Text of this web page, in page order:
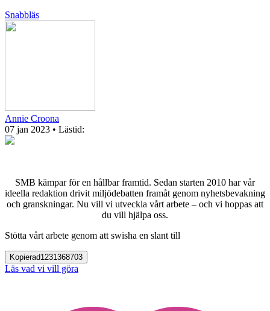
Snabbläs
Annie Croona
07 jan 2023 • Lästid:
SMB kämpar för en hållbar framtid. Sedan starten 2010 har vår
ideella redaktion drivit miljödebatten framåt genom nyhetsbevakning
och granskningar. Nu vill vi utveckla vårt arbete – och vi hoppas att
du vill hjälpa oss.
Stötta vårt arbete genom att swisha en slant till
Kopierad1231368703
Läs vad vi vill göra